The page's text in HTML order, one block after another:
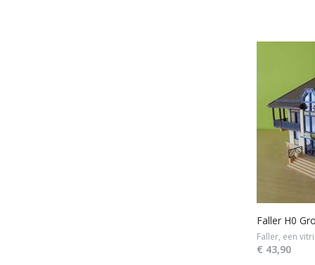
Faller H0
Faller, een
€ 43,90